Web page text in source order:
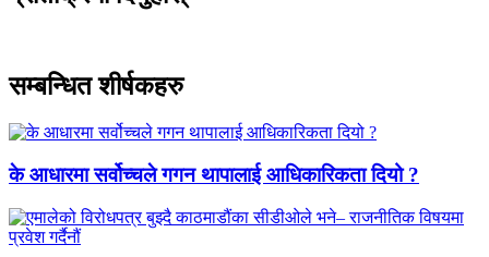
सम्बन्धित शीर्षकहरु
के आधारमा सर्वोच्चले गगन थापालाई आधिकारिकता दियो ?